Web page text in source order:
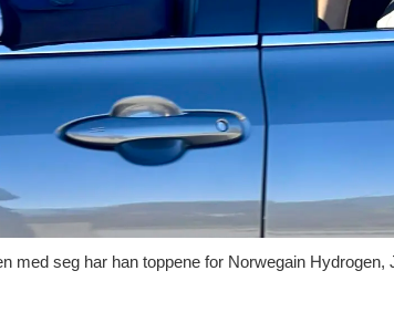
seg har han toppene for Norwegain Hydrogen,